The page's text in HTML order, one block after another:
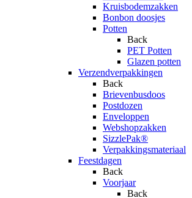
Kruisbodemzakken
Bonbon doosjes
Potten
Back
PET Potten
Glazen potten
Verzendverpakkingen
Back
Brievenbusdoos
Postdozen
Enveloppen
Webshopzakken
SizzlePak®
Verpakkingsmateriaal
Feestdagen
Back
Voorjaar
Back